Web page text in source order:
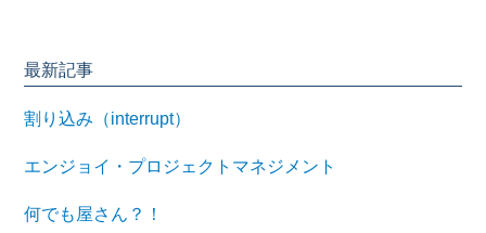
最新記事
割り込み（interrupt）
エンジョイ・プロジェクトマネジメント
何でも屋さん？！